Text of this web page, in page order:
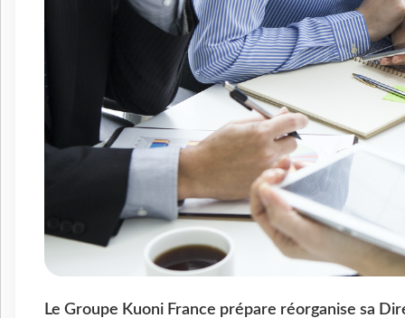
Le Groupe Kuoni France prépare réorganise sa